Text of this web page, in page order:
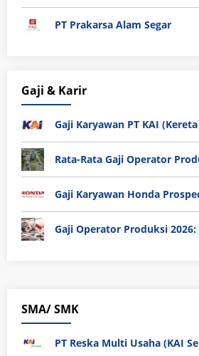
PT Prakarsa Alam Segar
Gaji & Karir
SMA/ SMK
PT Reska Multi Usaha (KAI